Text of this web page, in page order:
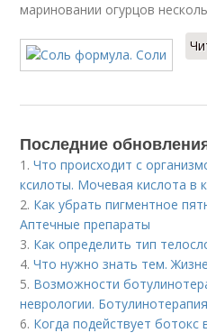
мариновании огурцов
Последние
1.Что происходит с
ксилоты. Мочевая кислота в
2. Как убрать пигментное
Аптечные препараты
3. Как определить тип
4.Что нужно знать тем.
5. Возможности
неврологии. Ботулинотерапия
6. Когда подействует